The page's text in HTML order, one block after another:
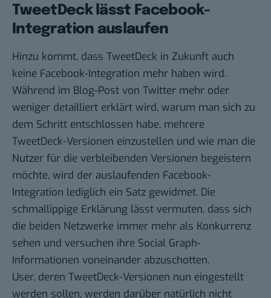
TweetDeck lässt Facebook-
Integration auslaufen
Hinzu kommt, dass TweetDeck in Zukunft auch
keine Facebook-Integration mehr haben wird.
Während im Blog-Post von Twitter mehr oder
weniger detailliert erklärt wird, warum man sich zu
dem Schritt entschlossen habe, mehrere
TweetDeck-Versionen einzustellen und wie man die
Nutzer für die verbleibenden Versionen begeistern
möchte, wird der auslaufenden Facebook-
Integration lediglich ein Satz gewidmet. Die
schmallippige Erklärung lässt vermuten, dass sich
die beiden Netzwerke immer mehr als Konkurrenz
sehen und versuchen ihre Social Graph-
Informationen voneinander abzuschotten.
User, deren TweetDeck-Versionen nun eingestellt
werden sollen, werden darüber natürlich nicht